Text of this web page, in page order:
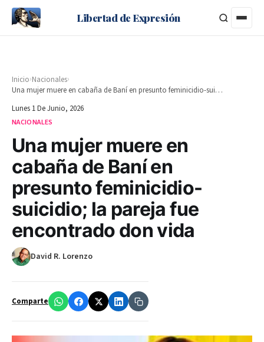
Libertad de Expresión
Inicio›Nacionales›
Una mujer muere en cabaña de Baní en presunto feminicidio-suicidio; la pareja fue encontrado don vida
Lunes 1 De Junio, 2026
NACIONALES
Una mujer muere en
cabaña de Baní en
presunto feminicidio-
suicidio; la pareja fue
encontrado don vida
David R. Lorenzo
Comparte